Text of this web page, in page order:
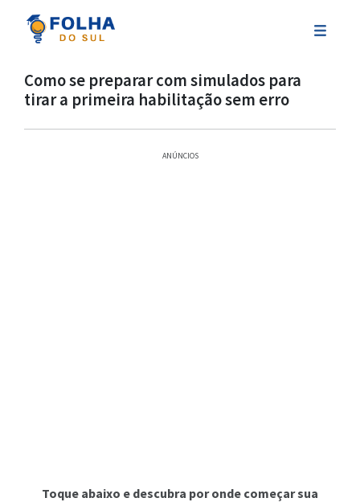
Como se preparar com simulados para
tirar a primeira habilitação sem erro
ANÚNCIOS
Toque abaixo e descubra por onde começar sua